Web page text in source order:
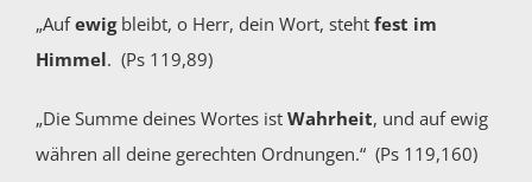
„Aufewigbleibt, o Herr, dein Wort, steht fest im
Himmel. (Ps 119,89)
„Die Summe deines Wortes ist Wahrheit, und auf ewig
währen all deine gerechten Ordnungen.“ (Ps 119,160)